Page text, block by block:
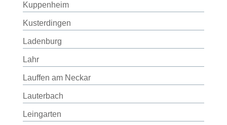
Kuppenheim
Kusterdingen
Ladenburg
Lahr
Lauffen am Neckar
Lauterbach
Leingarten